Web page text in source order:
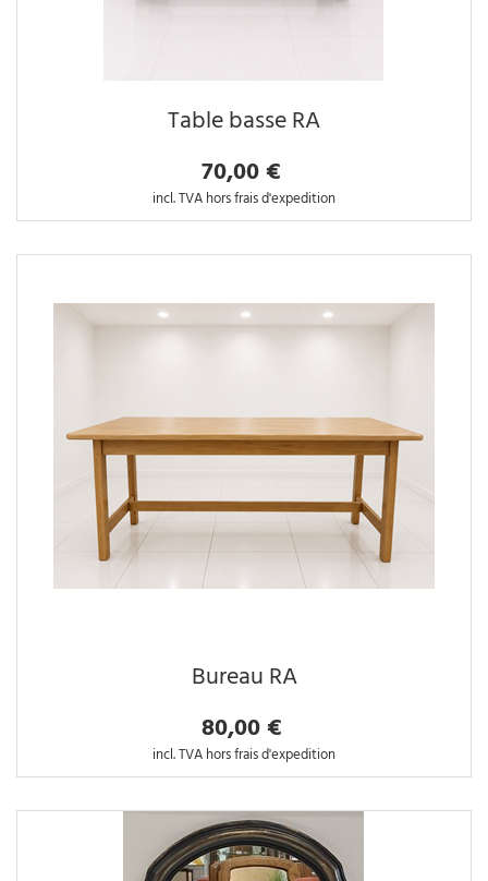
Table basse RA
70,00 €
incl. TVA hors frais d'expedition
Bureau RA
80,00 €
incl. TVA hors frais d'expedition